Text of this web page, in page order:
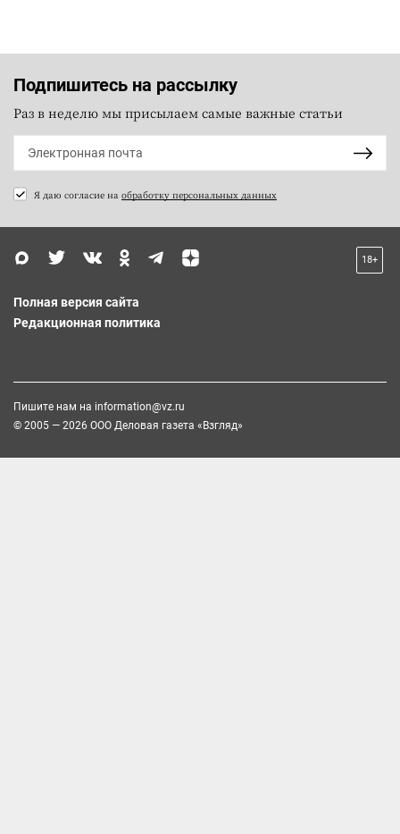
Подпишитесь на рассылку
Раз в неделю мы присылаем самые важные статьи
Я даю согласие на обработку персональных данных
18+
Полная версия сайта
Редакционная политика
Пишите нам на information@vz.ru
© 2005 — 2026 ООО Деловая газета «Взгляд»